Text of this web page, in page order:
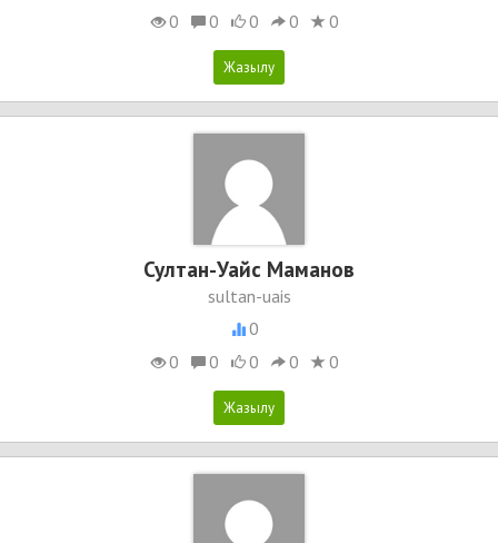
0
0 0 0 0
Султан-Уайс Маманов
sultan-uais
0
0
0 0 0 0